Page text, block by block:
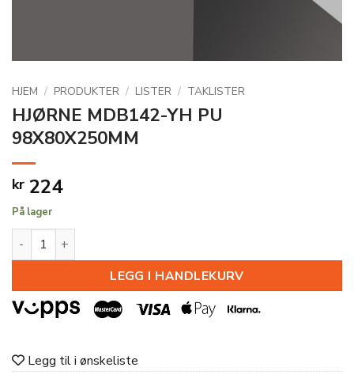
HJEM / PRODUKTER / LISTER / TAKLISTER
HJØRNE MDB142-YH PU
98X80X250MM
kr 224
På lager
HJØRNE MDB142-YH PU 98X80X250MM antall
LEGG I HANDLEKURV
Legg til i ønskeliste